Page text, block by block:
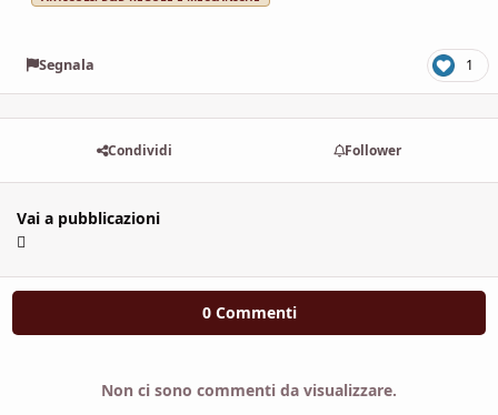
Segnala 1
Condividi Follower
Vai a pubblicazioni
0 Commenti
Non ci sono commenti da visualizzare.